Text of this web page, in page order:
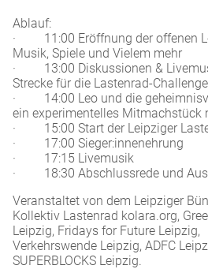
Ablauf:
· 11:00 Eröffnung der offenen
Musik, Spiele und Vielem mehr
· 13:00 Diskussionen &
Strecke für die Lastenrad-Challenge
· 14:00 Leo und die
ein experimentelles Mitmachstück
· 15:00 Start der Leipziger
· 17:00 Sieger:innenehrung
· 17:15 Livemusik
· 18:30 Abschlussrede und
Veranstaltet von dem Leipziger
Kollektiv Lastenrad kolara.org,
Leipzig, Fridays for Future Leipzig,
Verkehrswende Leipzig, ADFC
SUPERBLOCKS Leipzig.